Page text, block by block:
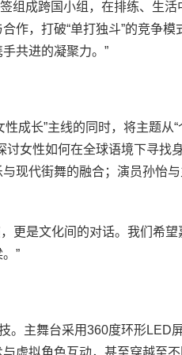
成跨国小组，在排练、生活
作，打破“单打独斗”的竞争模
共进的凝聚力。”
长”主线的同时，将主题从“
女性如何在全球语境下寻找
现代街舞的融合；演员孙怡
更是文化间的对话。我们希望
”
主舞台采用360度环形LED屏
虚拟角色互动，甚至穿越至不